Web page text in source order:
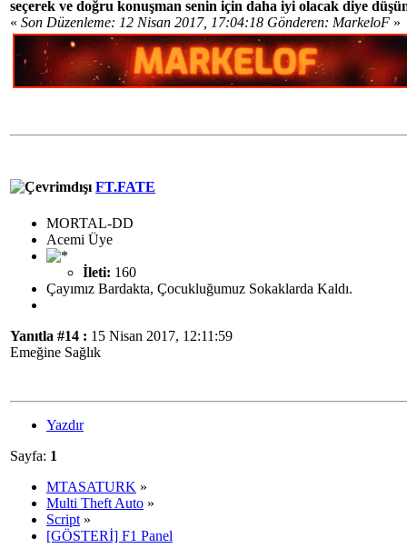
seçerek ve doğru konuşman senin için daha iyi olacak diye
« Son Düzenleme: 12 Nisan 2017, 17:04:18 Gönderen: MarkeloF »
FT.FATE
MORTAL-DD
Acemi Üye
İleti: 160
Çayımız Bardakta, Çocukluğumuz Sokaklarda Kaldı.
Yanıtla #14 : 15 Nisan 2017, 12:11:59
Emeğine Sağlık
Yazdır
Sayfa: 1
MTASATURK »
Multi Theft Auto »
Script »
[GÖSTERİ] F1 Panel